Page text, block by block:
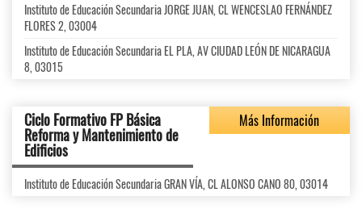
Instituto de Educación Secundaria JORGE JUAN, CL WENCESLAO FERNÁNDEZ
FLORES 2, 03004
Instituto de Educación Secundaria EL PLA, AV CIUDAD LEÓN DE NICARAGUA
8, 03015
Ciclo Formativo FP Básica
Reforma y Mantenimiento de
Edificios
Más Información
Instituto de Educación Secundaria GRAN VÍA, CL ALONSO CANO 80, 03014